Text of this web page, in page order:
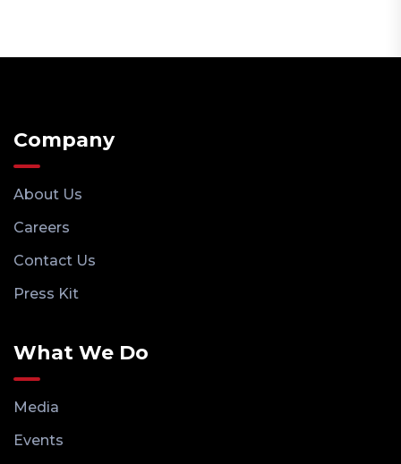
Company
About Us
Careers
Contact Us
Press Kit
What We Do
Media
Events